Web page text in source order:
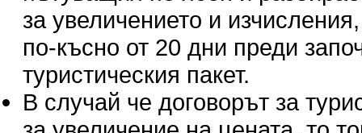
за увеличението и
по-късно от 20 дни преди
туристическия пакет.
В случай че договорът за